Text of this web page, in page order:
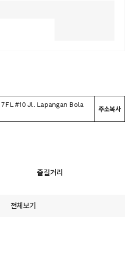
#10 Jl. Lapangan Bola
주소복사
즐길거리
전체보기